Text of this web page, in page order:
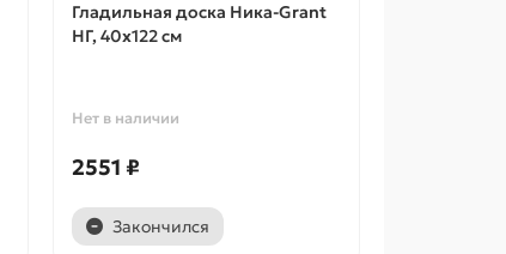
Гладильная доска Ника-Grant
НГ, 40х122 см
Нет в наличии
2551 ₽
Закончился